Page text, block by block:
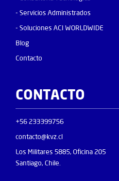
- Servicios Administrados
- Soluciones ACI WORLDWIDE
Blog
Contacto
CONTACTO
+56 233399756
contacto@kvz.cl
Los Militares 5885, Oficina 205
Santiago, Chile.